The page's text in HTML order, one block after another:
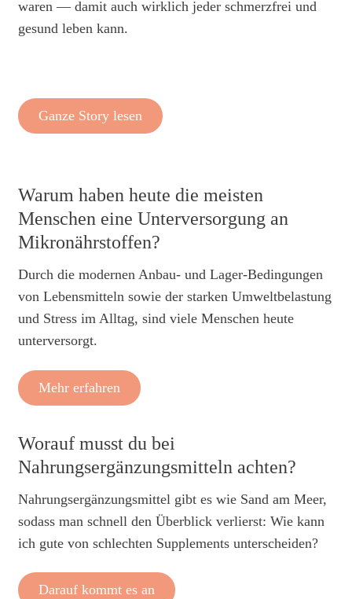
waren — damit auch wirklich jeder schmerzfrei und
gesund leben kann.
Ganze Story lesen
Warum haben heute die meisten
Menschen eine Unterversorgung an
Mikronährstoffen?
Durch die modernen Anbau- und Lager-Bedingungen
von Lebensmitteln sowie der starken Umweltbelastung
und Stress im Alltag, sind viele Menschen heute
unterversorgt.
Mehr erfahren
Worauf musst du bei
Nahrungsergänzungsmitteln achten?
Nahrungsergänzungsmittel gibt es wie Sand am Meer,
sodass man schnell den Überblick verlierst: Wie kann
ich gute von schlechten Supplements unterscheiden?
Darauf kommt es an